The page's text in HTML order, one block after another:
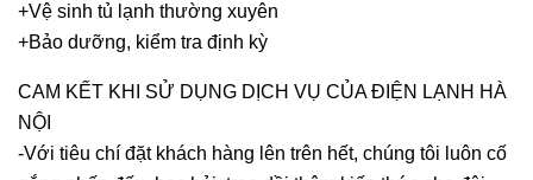
+Vệ sinh tủ lạnh thường xuyên
+Bảo dưỡng, kiểm tra định kỳ
CAM KẾT KHI SỬ DỤNG DỊCH VỤ CỦA ĐIỆN LẠNH HÀ
NỘI
-Với tiêu chí đặt khách hàng lên trên hết, chúng tôi luôn cố